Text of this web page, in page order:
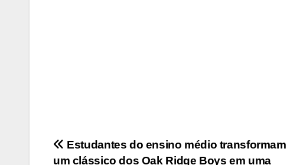
Post
Estudantes do ensino médio transformam
um clássico dos Oak Ridge Boys em uma